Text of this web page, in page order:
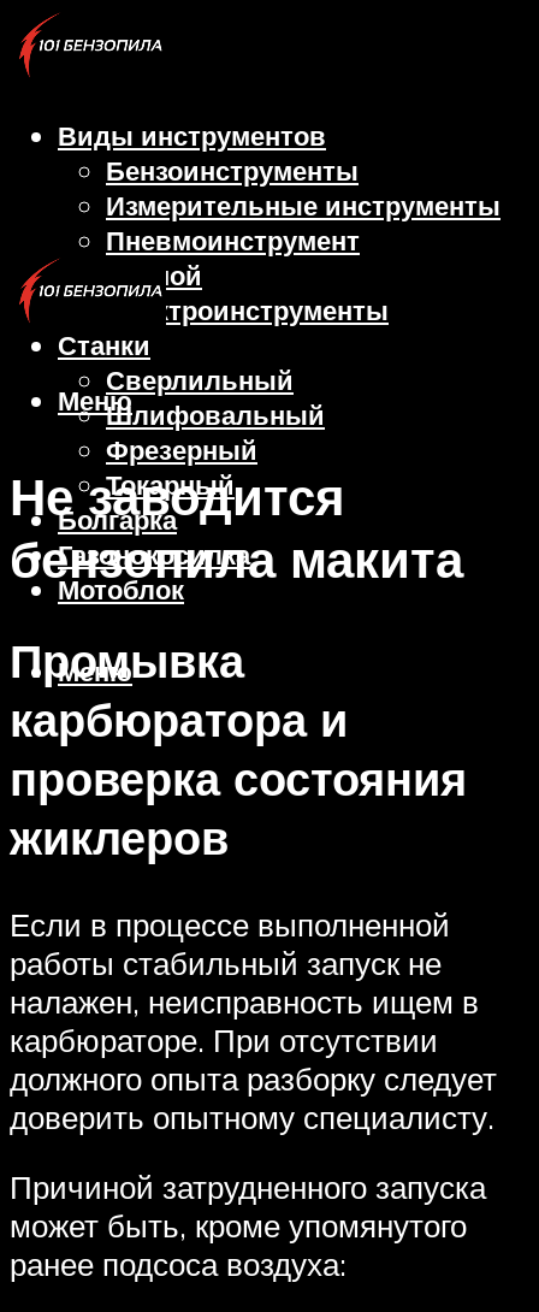
Виды инструментов
Бензоинструменты
Измерительные инструменты
Пневмоинструмент
Ручной
Электроинструменты
Станки
Сверлильный
Шлифовальный
Фрезерный
Токарный
Болгарка
Газонокосилка
Мотоблок
Меню
Меню
Не заводится
бензопила макита
Промывка
карбюратора и
проверка состояния
жиклеров
Если в процессе выполненной
работы стабильный запуск не
налажен, неисправность ищем в
карбюраторе. При отсутствии
должного опыта разборку следует
доверить опытному специалисту.
Причиной затрудненного запуска
может быть, кроме упомянутого
ранее подсоса воздуха: